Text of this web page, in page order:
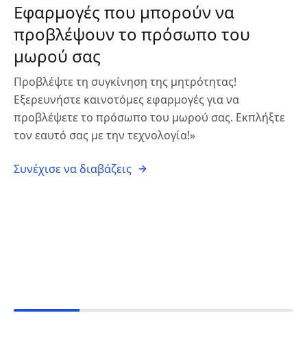
Εφαρμογές που μπορούν να
προβλέψουν το πρόσωπο του
μωρού σας
Προβλέψτε τη συγκίνηση της μητρότητας!
Εξερευνήστε καινοτόμες εφαρμογές για να
προβλέψετε το πρόσωπο του μωρού σας. Εκπλήξτε
τον εαυτό σας με την τεχνολογία!»
Συνέχισε να διαβάζεις